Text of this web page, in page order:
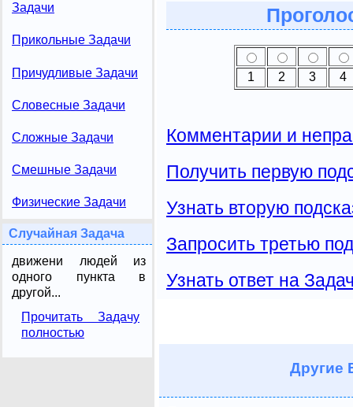
Задачи
Прикольные Задачи
Причудливые Задачи
Словесные Задачи
Сложные Задачи
Смешные Задачи
Физические Задачи
Случайная Задача
движени людей из
одного пункта в
другой...
Прочитать Задачу
полностью
1 2 3 4
Комментарии и
Получить первую
Узнать вторую
Запросить третью
Узнать ответ на
Другие